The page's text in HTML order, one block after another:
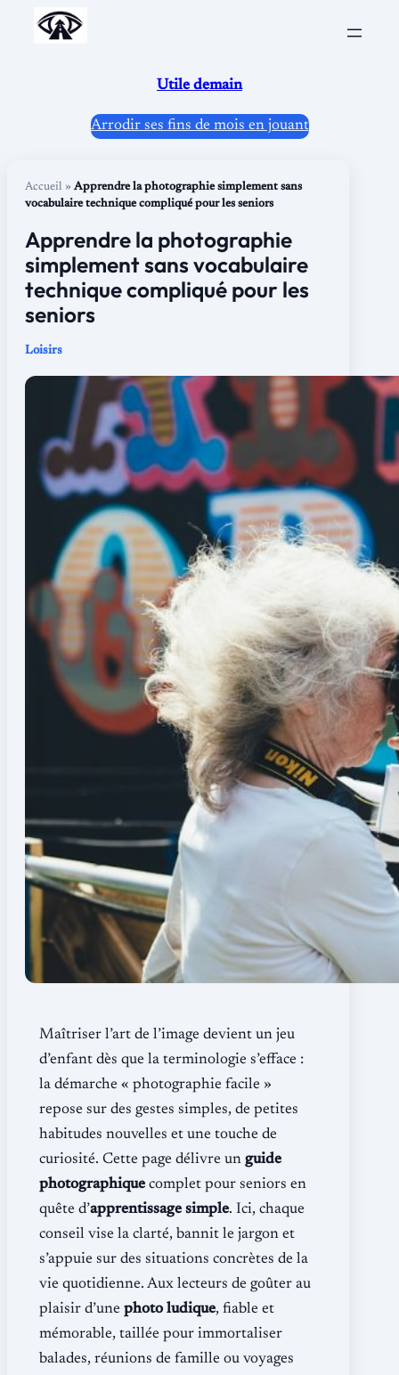
Aller
Utile demain
Arrodir ses fins de mois en jouant
Accueil » Apprendre la photographie simplement sans
vocabulaire technique compliqué pour les seniors
Apprendre la photographie
simplement sans vocabulaire
technique compliqué pour les
seniors
Loisirs
Maîtriser l’art de l’image devient un jeu
d’enfant dès que la terminologie s’efface :
la démarche « photographie facile »
repose sur des gestes simples, de petites
habitudes nouvelles et une touche de
curiosité. Cette page délivre un guide
photographique complet pour seniors en
quête d’apprentissage simple. Ici, chaque
conseil vise la clarté, bannit le jargon et
s’appuie sur des situations concrètes de la
vie quotidienne. Aux lecteurs de goûter au
plaisir d’une photo ludique, fiable et
mémorable, taillée pour immortaliser
balades, réunions de famille ou voyages